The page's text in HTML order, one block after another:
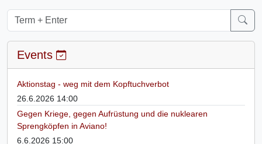
Events
Aktionstag - weg mit dem Kopftuchverbot
26.6.2026 14:00
Gegen Kriege, gegen Aufrüstung und die nuklearen
Sprengköpfen in Aviano!
6.6.2026 15:00